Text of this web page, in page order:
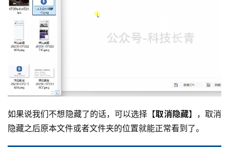
如果说我们不想隐藏了的话，可以选择【取消隐藏】，取消
隐藏之后原本文件或者文件夹的位置就能正常看到了。